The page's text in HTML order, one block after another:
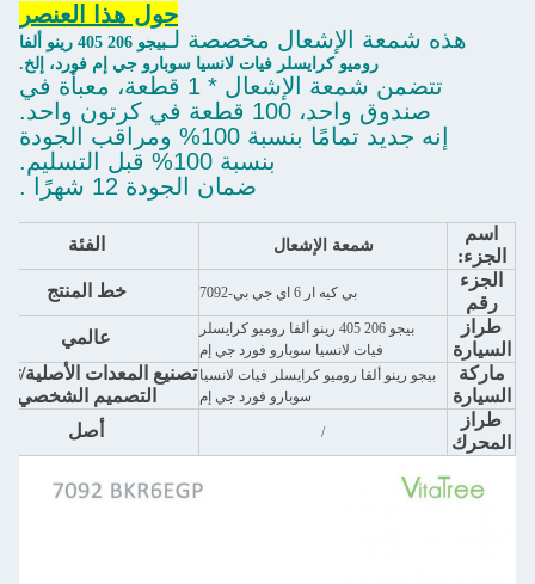
حول هذا العنصر
هذه شمعة الإشعال مخصصة لـ
بيجو 206 405 رينو ألفا
روميو كرايسلر فيات لانسيا سوبارو جي إم فورد، إلخ.
تتضمن شمعة الإشعال * 1 قطعة، معبأة في
صندوق واحد، 100 قطعة في كرتون واحد.
إنه جديد تمامًا بنسبة 100% ومراقب الجودة
بنسبة 100% قبل التسليم.
ضمان الجودة 12 شهرًا .
اسم
الجزء:
شمعة الإشعال
الفئة
الجزء
رقم
بي كيه ار 6 اي جي بي-7092
خط المنتج
طراز
السيارة
بيجو 206 405 رينو ألفا روميو كرايسلر
فيات لانسيا سوبارو فورد جي إم
عالمي
ماركة
السيارة
بيجو رينو ألفا روميو كرايسلر فيات لانسيا
سوبارو فورد جي إم
تصنيع المعدات الأصلية/
التصميم الشخصي
طراز
المحرك
/ أصل